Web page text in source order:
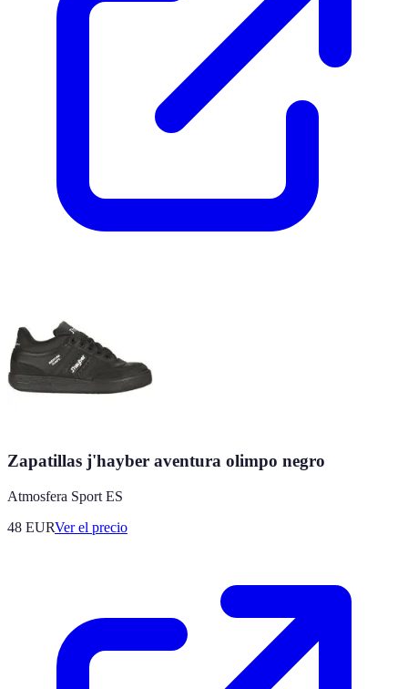
Zapatillas j'hayber aventura olimpo negro
Atmosfera Sport ES
48 EURVer el precio